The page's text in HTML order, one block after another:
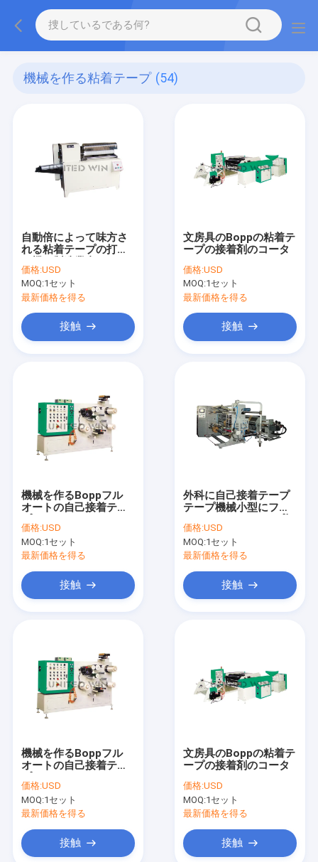
機械を作る粘着テープ (54)
自動倍によって味方さ
れる粘着テープの打抜
価格:USD
MOQ:1セット
最新価格を得る
接触
文房具のBoppの粘着テ
ープの接着剤のコータ
価格:USD
MOQ:1セット
最新価格を得る
接触
機械を作るBoppフル
オートの自己接着テー
価格:USD
MOQ:1セット
最新価格を得る
接触
外科に自己接着テープ
テープ機械小型にフル
り開くこと
価格:USD
MOQ:1セット
最新価格を得る
接触
機械を作るBoppフル
オートの自己接着テー
価格:USD
MOQ:1セット
最新価格を得る
接触
文房具のBoppの粘着テ
ープの接着剤のコータ
価格:USD
MOQ:1セット
最新価格を得る
接触